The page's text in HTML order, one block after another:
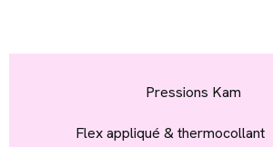
Pressions Kam
Flex appliqué & thermocollant